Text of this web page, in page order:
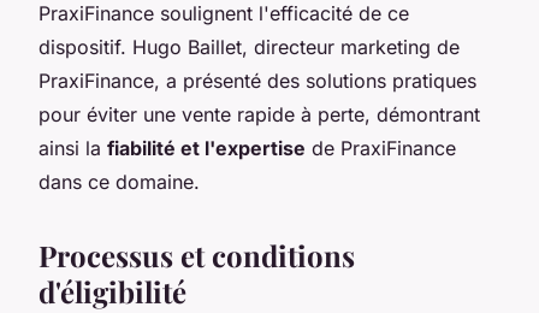
PraxiFinance soulignent l'efficacité de ce
dispositif. Hugo Baillet, directeur marketing de
PraxiFinance, a présenté des solutions pratiques
pour éviter une vente rapide à perte, démontrant
ainsi la fiabilité et l'expertise de PraxiFinance
dans ce domaine.
Processus et conditions
d'éligibilité